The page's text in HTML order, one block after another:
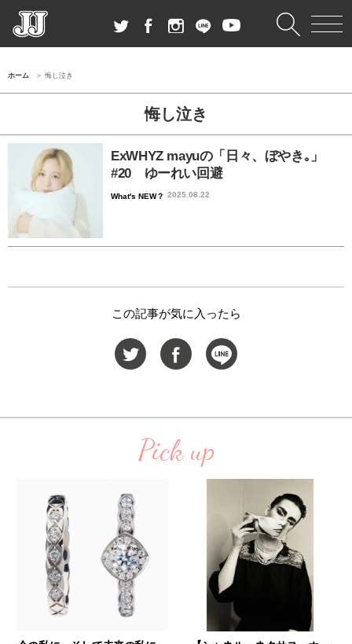
ホーム 悔し泣き
悔し泣き
ExWHYZ mayuの「日々、ぼやき｡」
#20 ゆーれい回避
What's NEW？ 2025.08.22
この記事が気に入ったら
Pick up